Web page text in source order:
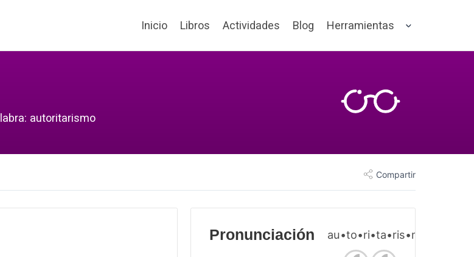
Inicio Libros Actividades Blog Herramientas
autoritarismo
Compartir
Pronunciación au•to•ri•ta•ris•mo